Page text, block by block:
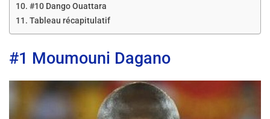
#10 Dango Ouattara
Tableau récapitulatif
#1 Moumouni Dagano